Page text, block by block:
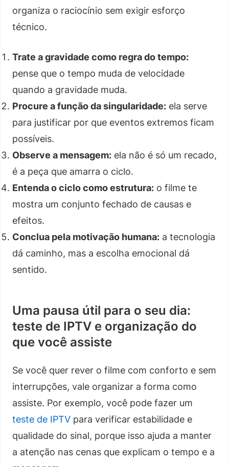
organiza o raciocínio sem exigir esforço
técnico.
Trate a gravidade como regra do tempo:
pense que o tempo muda de velocidade
quando a gravidade muda.
Procure a função da singularidade: ela serve
para justificar por que eventos extremos ficam
possíveis.
Observe a mensagem: ela não é só um recado,
é a peça que amarra o ciclo.
Entenda o ciclo como estrutura: o filme te
mostra um conjunto fechado de causas e
efeitos.
Conclua pela motivação humana: a tecnologia
dá caminho, mas a escolha emocional dá
sentido.
Uma pausa útil para o seu dia:
teste de IPTV e organização do
que você assiste
Se você quer rever o filme com conforto e sem
interrupções, vale organizar a forma como
assiste. Por exemplo, você pode fazer um
teste de IPTV para verificar estabilidade e
qualidade do sinal, porque isso ajuda a manter
a atenção nas cenas que explicam o tempo e a